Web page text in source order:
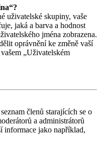
uživatelské skupiny, vaše
jaká a barva a hodnost
jména zobrazena.
oprávnění ke změně vaší
„Uživatelském
členů starajících se o
a administrátorů
informace jako například,